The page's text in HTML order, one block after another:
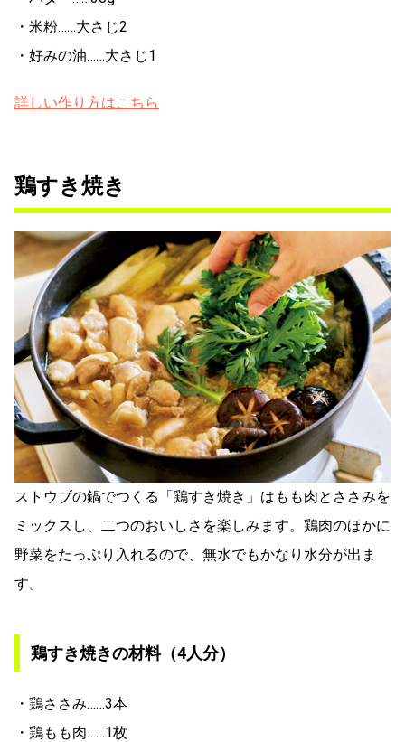
・米粉……大さじ2
・好みの油……大さじ1
詳しい作り方はこちら
鶏すき焼き
ストウブの鍋でつくる「鶏すき焼き」はもも肉とささみを
ミックスし、二つのおいしさを楽しみます。鶏肉のほかに
野菜をたっぷり入れるので、無水でもかなり水分が出ま
す。
鶏すき焼きの材料（4人分）
・鶏ささみ……3本
・鶏もも肉……1枚